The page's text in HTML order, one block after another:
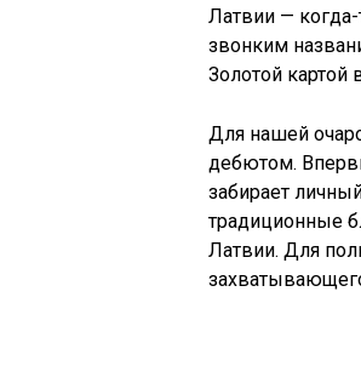
Латвии — когда-
звонким
Золотой
Для нашей
дебютом.
забирает
традиционные
Латвии. Для